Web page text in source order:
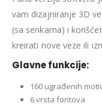
vam dizajniranje 3D
(sa senkama) i
kreirati nove veze ili
Glavne funkcije:
160 ugrađenih
6 vrsta fontova